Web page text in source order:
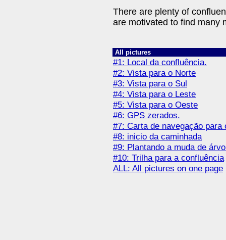
There are plenty of
are motivated to find many
All pictures
#1: Local da confluência.
#2: Vista para o Norte
#3: Vista para o Sul
#4: Vista para o Leste
#5: Vista para o Oeste
#6: GPS zerados.
#7: Carta de navegação para
#8: inicio da caminhada
#9: Plantando a muda de
#10: Trilha para a confluência
ALL: All pictures on one page